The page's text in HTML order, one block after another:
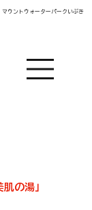
ウントウォーターパークいぶき
の湯」